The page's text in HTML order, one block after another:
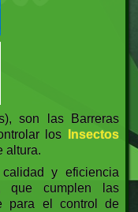
son las Barreras
los
Insectos
altura.
y eficiencia
que cumplen las
para el control de